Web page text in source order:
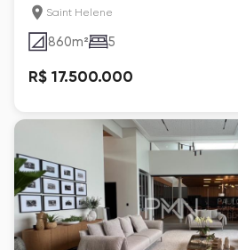
Saint Helene
860m² 5
R$ 17.500.000